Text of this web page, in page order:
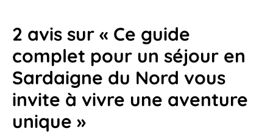
2 avis sur « Ce guide
complet pour un séjour en
Sardaigne du Nord vous
invite à vivre une aventure
unique »